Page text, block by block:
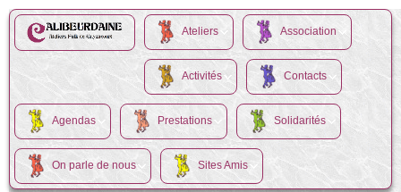
Ateliers Association
Activités Contacts
Agendas Prestations Solidarités
On parle de nous Sites Amis